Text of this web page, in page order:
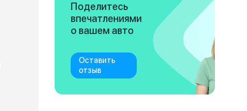
Поделитесь
впечатлениями
о вашем авто
Оставить
отзыв